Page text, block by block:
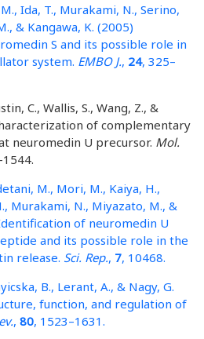
Ida, T., Murakami, N., Serino,
& Kangawa, K. (2005)
S and its possible role in
system. EMBO J., 24, 325–
C., Wallis, S., Wang, Z., &
of complementary
neuromedin U precursor. Mol.
M., Mori, M., Kaiya, H.,
Murakami, N., Miyazato, M., &
of neuromedin U
and its possible role in the
release. Sci. Rep., 7, 10468.
B., Lerant, A., & Nagy, G.
function, and regulation of
, 80, 1523–1631.